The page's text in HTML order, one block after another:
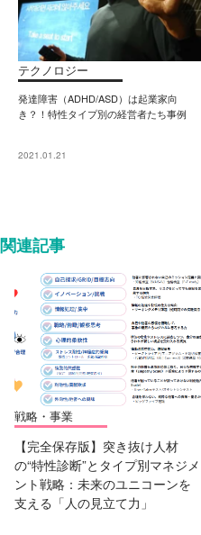
テクノロジー
発達障害（ADHD/ASD）は起業家向
き？！特性タイプ別の経営者たち事例
2021.01.21
関連記事
戦略・事業
【完全保存版】突き抜け人材
の“特性診断”とタイプ別マネジメ
ント戦略：未来のユニコーンを
支える「人の見立て力」